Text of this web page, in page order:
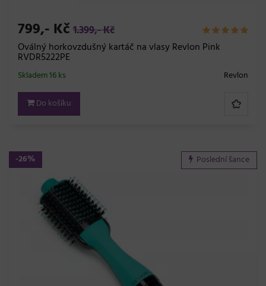
799,- Kč 1.399,- Kč
Oválný horkovzdušný kartáč na vlasy Revlon Pink
RVDR5222PE
Revlon
Skladem 16 ks
Do košíku
-26% Poslední šance